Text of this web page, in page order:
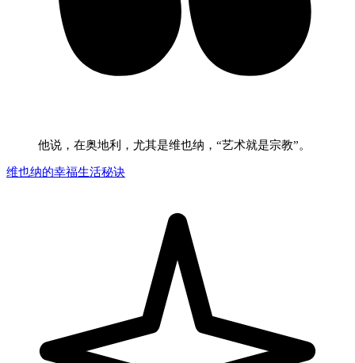
他说，在奥地利，尤其是维也纳，“艺术就是宗教”。
维也纳的幸福生活秘诀